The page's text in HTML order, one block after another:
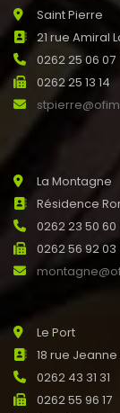
Saint Pierre
21 rue Amiral
0262 25 06 07
0262 25 13 14
La Montagne
Résidence
0262 23 50 60
0262 56 92 03
Le Port
18 rue Jeanne
0262 43 31 31
0262 55 96 17